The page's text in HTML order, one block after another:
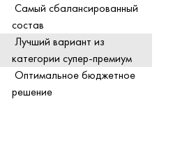
Самый сбалансированный
состав
Лучший вариант из
категории супер-премиум
Оптимальное бюджетное
решение